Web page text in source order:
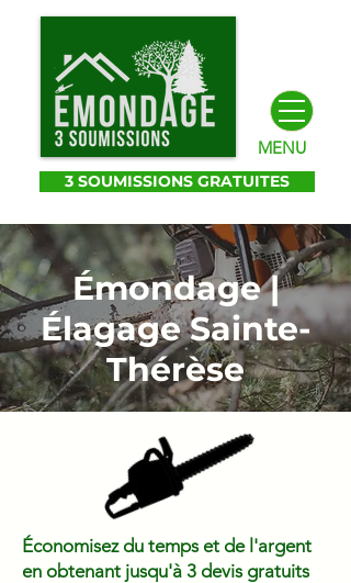
MENU
3 SOUMISSIONS GRATUITES
Émondage |
Élagage Sainte-
Thérèse
Économisez du temps et de l'argent
en obtenant jusqu'à 3 devis gratuits